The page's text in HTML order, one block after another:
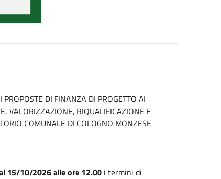
DI FINANZA DI PROGETTO AI
VALORIZZAZIONE, RIQUALIFICAZIONE E
COMUNALE DI COLOGNO MONZESE
15/10/2026 alle ore 12.00i termini di